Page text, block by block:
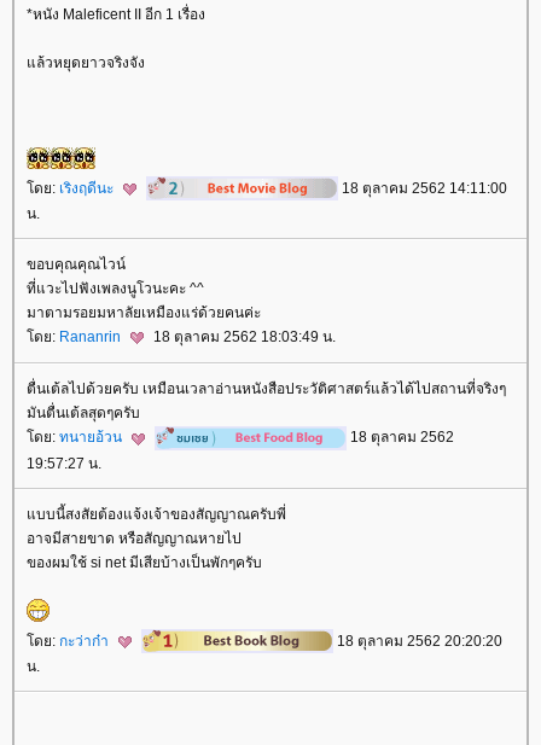
*หนัง Maleficent II อีก 1 เรื่อง
ล้วหยุดยาวจริงจัง
ดย: เริงฤดีนะ
18 ตุลาคม 2562 14:11:00
น.
ขอบคุณคุณไวน์
ที่แวะไปฟังเพลงนูโวนะคะ ^^
มาตามรอยมหาลัยเหมืองแร่ด้วยคนค่ะ
ดย: Rananrin 18 ตุลาคม 2562 18:03:49 น.
ตื่นเต้ลไปด้วยครับ เหมือนเวลาอ่านหนังสือประวัติศาสตร์แล้วได้ไปสถานที่จริงๆ
มันตื่นเต้ลสุดๆครับ
ดย: ทนายอ้วน
18 ตุลาคม 2562
19:57:27 น.
บบนี้สงสัยต้องแจ้งเจ้าของสัญญาณครับพี่
อาจมีสายขาด หรือสัญญาณหายไป
ของผมใช้ si net มีเสียบ้างเป็นพักๆครับ
ดย: กะว่าก๋า
18 ตุลาคม 2562 20:20:20
น.